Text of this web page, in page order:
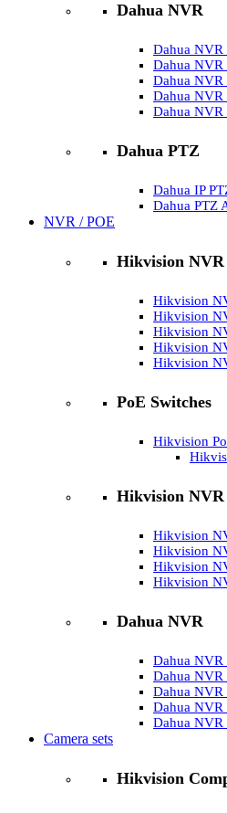
Dahua NVR
Dahua NVR
Dahua NVR
Dahua NVR
Dahua NVR
Dahua NVR
Dahua PTZ
Dahua IP
Dahua PTZ
NVR / POE
Hikvision NVR
Hikvision
Hikvision
Hikvision
Hikvision
Hikvision
PoE Switches
Hikvision
Hikvision NVR
Hikvision
Hikvision
Hikvision
Hikvision
Dahua NVR
Dahua NVR
Dahua NVR
Dahua NVR
Dahua NVR
Dahua NVR
Camera sets
Hikvision